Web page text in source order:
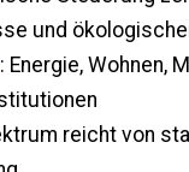
und
: Energie, Wohnen,
reicht von